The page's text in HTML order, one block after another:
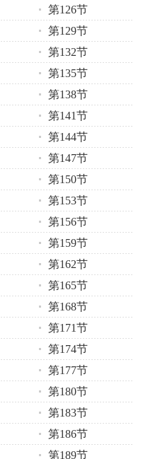
第126节
第129节
第132节
第135节
第138节
第141节
第144节
第147节
第150节
第153节
第156节
第159节
第162节
第165节
第168节
第171节
第174节
第177节
第180节
第183节
第186节
第189节